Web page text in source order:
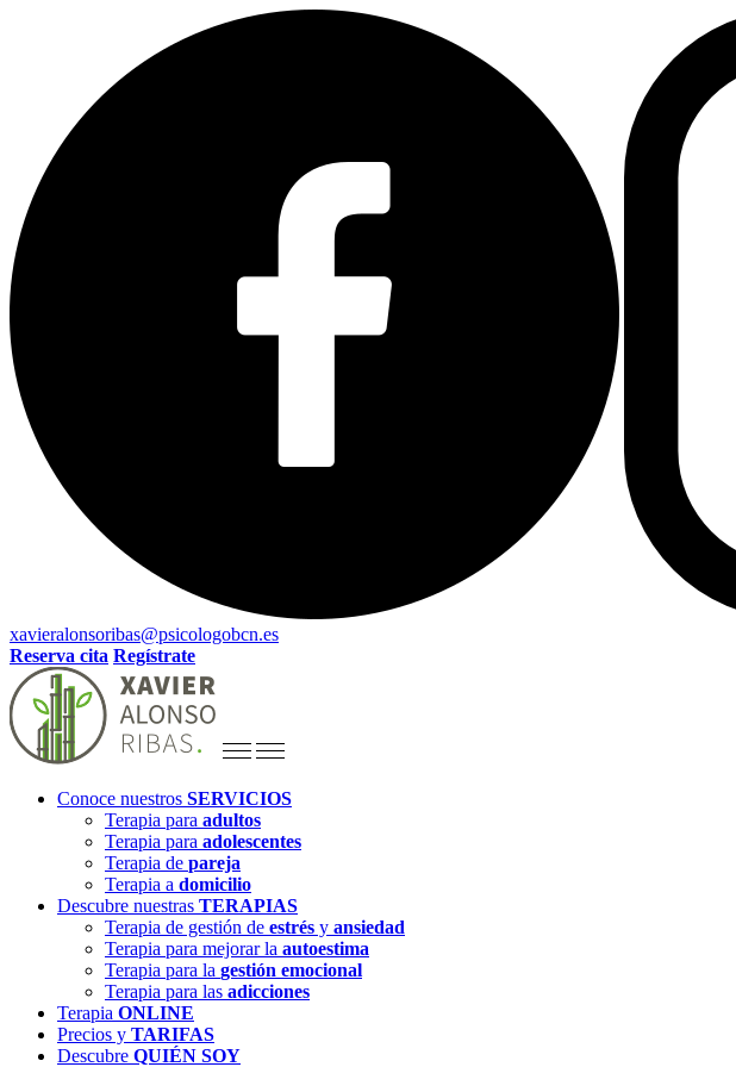
xavieralonsoribas@psicologobcn.es
Reserva cita Regístrate
Conoce nuestros SERVICIOS
Terapia para adultos
Terapia para adolescentes
Terapia de pareja
Terapia a domicilio
Descubre nuestras TERAPIAS
Terapia de gestión de estrés y ansiedad
Terapia para mejorar la autoestima
Terapia para la gestión emocional
Terapia para las adicciones
Terapia ONLINE
Precios y TARIFAS
Descubre QUIÉN SOY